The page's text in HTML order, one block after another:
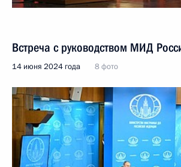
Встреча с руководством МИД
14 июня 2024 года 8 фото